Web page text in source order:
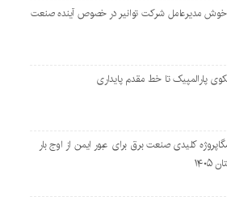
مدیرعامل شرکت توانیر در خصوص آینده صنعت
پارالمپیک تا خط مقدم پایداری
مگاپروژه‌ کلیدی صنعت برق برای عبور ایمن از اوج بار
۱۴۰۵